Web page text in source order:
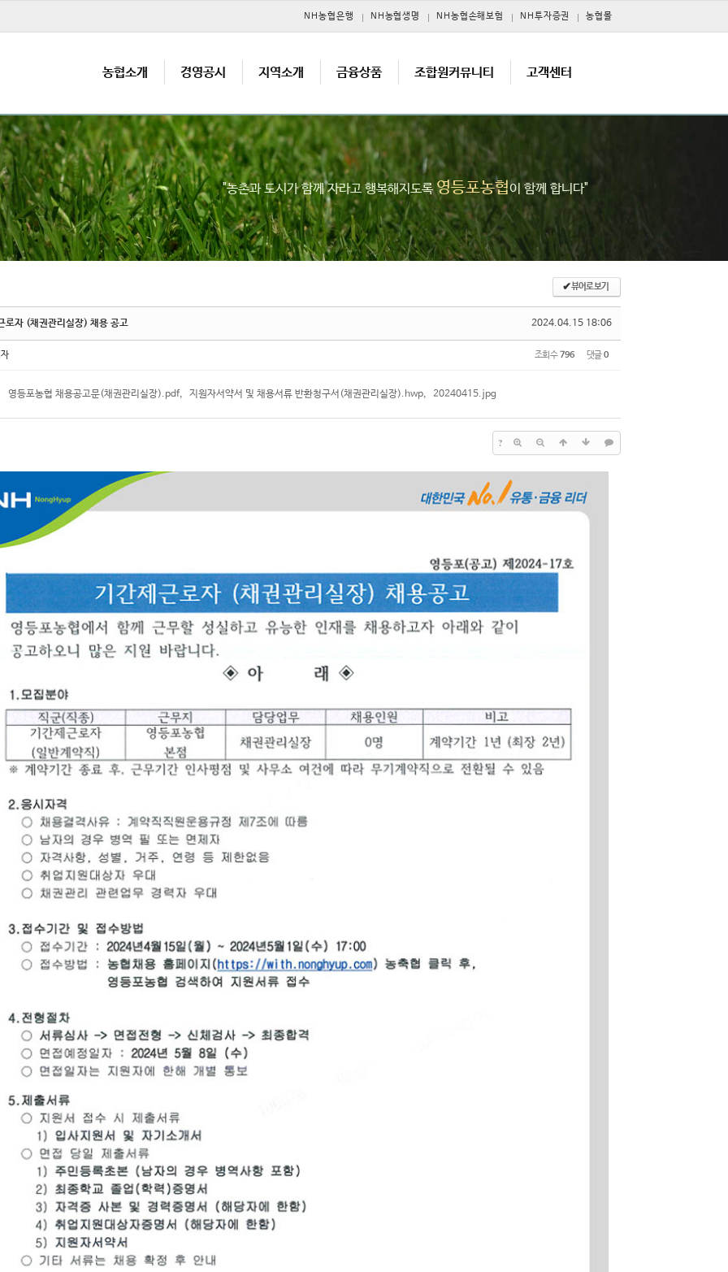
NH농협은행 NH농협생명 NH농협손해보험 NH투자증권 농협몰
농협소개 경영공시 지역소개 금융상품 조합원커뮤니티 고객센터
"농촌과 도시가 함께 자라고 행복해지도록영등포농협이 함께 합니다"
✔뷰어로 보기
2024.04.15 18:06
로자 (채권관리실장) 채용 공고
조회 수796 댓글0
영등포농협 채용공고문(채권관리실장).pdf, 지원자서약서 및 채용서류 반환청구서(채권관리실장).hwp, 20240415.jpg
?